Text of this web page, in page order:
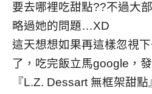
要去哪裡吃甜點??不過大
略過她的問題…XD
這天想想如果再這樣忽視
了，吃完飯立馬google，
『L.Z. Dessart 無框架甜